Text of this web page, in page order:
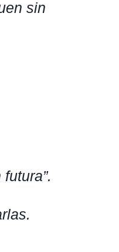
sin